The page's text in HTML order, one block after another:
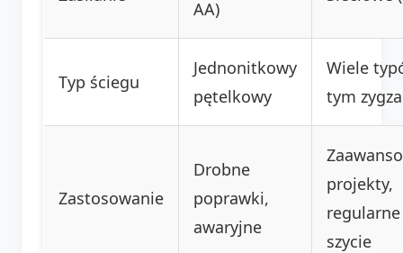
AA)
Typ ściegu
Jednonitkowy
pętelkowy
Wiele
tym
Zastosowanie
Drobne
poprawki,
awaryjne
projekty,
regularne
szycie